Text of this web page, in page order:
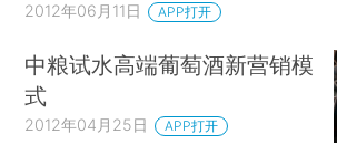
2012年06月11日 APP打开
中粮试水高端葡萄酒新营销模
式
2012年04月25日 APP打开